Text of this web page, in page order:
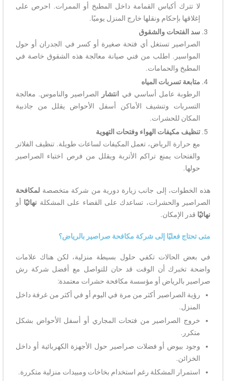
لا تترك أكياس القمامة داخل المطبخ أو الممرات. احرص على
إغلاقها بإحكام ونقلها خارج المنزل يوميًا.
سد الفتحات والشقوق
الصراصير تستغل أي فتحة صغيرة أو كسر في الجدران أو حول
المواسير. اطلب من فني صيانة معالجة هذه الشقوق خاصة في
المطبخ والحمامات.
متابعة تسربات المياه
الرطوبة عامل أساسي في
انتشارالصراصير والناموس. معالجة
التسربات وتنشيف الأماكن أسفل الأحواض يقلل من جاذبية
المكان للحشرات.
تنظيف مكيفات الهواء وفتحات التهوية
مع حرارة الرياض، تعمل المكيفات لساعات طويلة. تنظيف الفلاتر
والفتحات يمنع تراكم الأتربة ويقلل من فرص اختباء الصراصير
حولها.
هذه الخطوات، إلى جانب زيارة دورية من شركة متخصصة لمكافحة
الصراصير والحشرات، تساعدك على القضاء على المشكلة نهائيًاأو
نهائيًاقدر الإمكان.
متى تحتاج فعليًا إلى شركة مكافحة صراصير بالرياض؟
في بعض الحالات تكفي حلول بسيطة منزلية، لكن هناك علامات
واضحة تخبرك أن الوقت قد حان للتواصل مع أفضل شركة رش
صراصير بالرياض أو مؤسسة مكافحة حشرات معتمدة:
رؤية الصراصير أكثر من مرة في اليوم أو في أكثر من غرفة داخل
المنزل.
خروج الصراصير من فتحات المجاري أو أسفل الأحواض بشكل
متكرر.
وجود بيوض أو فضلات صراصير حول الأجهزة الكهربائية أو داخل
الخزائن.
استمرار المشكلة رغم استخدام بخاخات ومبيدات منزلية متكررة.